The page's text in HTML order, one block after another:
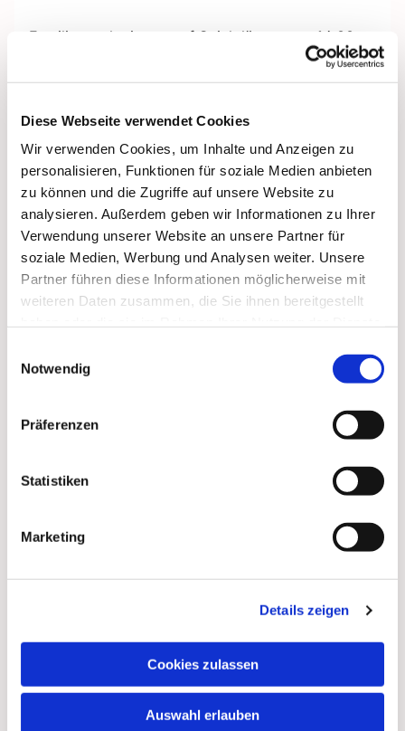
Diese Webseite verwendet Cookies
Wir verwenden Cookies, um Inhalte und Anzeigen zu
personalisieren, Funktionen für soziale Medien anbieten
zu können und die Zugriffe auf unsere Website zu
analysieren. Außerdem geben wir Informationen zu Ihrer
Verwendung unserer Website an unsere Partner für
soziale Medien, Werbung und Analysen weiter. Unsere
Partner führen diese Informationen möglicherweise mit
weiteren Daten zusammen, die Sie ihnen bereitgestellt
Notwendig
Präferenzen
Statistiken
Marketing
Details zeigen
Cookies zulassen
Auswahl erlauben
Familiennachmittage auf Spielplätzen von 14:00
Essen, Über 'Gott und die Welt reden'
Dies könnte Sie auch
interessieren